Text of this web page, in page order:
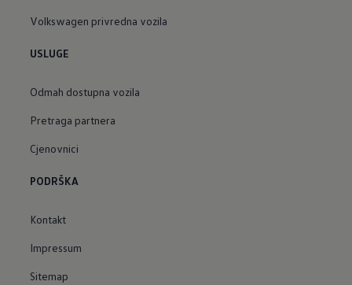
Volkswagen privredna vozila
USLUGE
Odmah dostupna vozila
Pretraga partnera
Cjenovnici
PODRŠKA
Kontakt
Impressum
Sitemap